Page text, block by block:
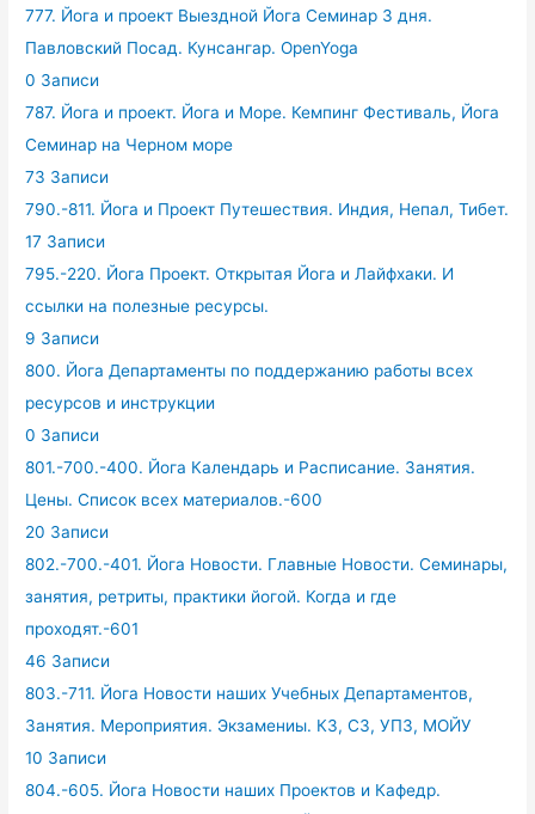
777. Йога и проект Выездной Йога Семинар 3 дня.
Павловский Посад. Кунсангар. OpenYoga
0 Записи
787. Йога и проект. Йога и Море. Кемпинг Фестиваль, Йога
Семинар на Черном море
73 Записи
790.-811. Йога и Проект Путешествия. Индия, Непал, Тибет.
17 Записи
795.-220. Йога Проект. Открытая Йога и Лайфхаки. И
ссылки на полезные ресурсы.
9 Записи
800. Йога Департаменты по поддержанию работы всех
ресурсов и инструкции
0 Записи
801.-700.-400. Йога Календарь и Расписание. Занятия.
Цены. Список всех материалов.-600
20 Записи
802.-700.-401. Йога Новости. Главные Новости. Семинары,
занятия, ретриты, практики йогой. Когда и где
проходят.-601
46 Записи
803.-711. Йога Новости наших Учебных Департаментов,
Занятия. Мероприятия. Экзамениы. КЗ, СЗ, УПЗ, МОЙУ
10 Записи
804.-605. Йога Новости наших Проектов и Кафедр.